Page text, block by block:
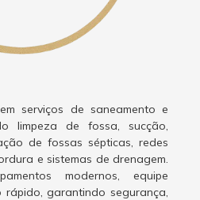
serviços de saneamento e
limpeza de fossa, sucção,
de fossas sépticas, redes
e sistemas de drenagem.
modernos, equipe
garantindo segurança,